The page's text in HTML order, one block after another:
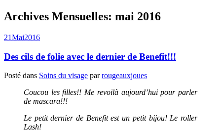
Archives Mensuelles: mai 2016
21Mai2016
Des cils de folie avec le dernier de Benefit!!!
Posté dans Soins du visage parrougeauxjoues
Coucou les filles!! Me revoilà aujourd’hui pour parler
de mascara!!!
Le petit dernier de Benefit est un petit bijou! Le roller
Lash!